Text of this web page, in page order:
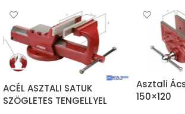
ACÉL ASZTALI SATUK
SZÖGLETES TENGELLYEL
Asztali
150×120